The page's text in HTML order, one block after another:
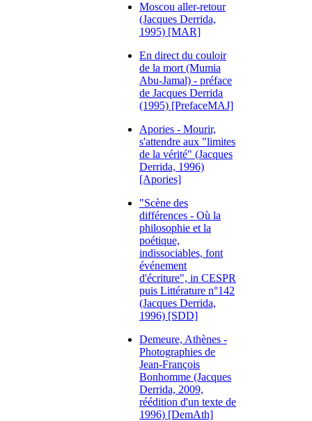
Moscou aller-retour
(Jacques Derrida,
1995) [MAR]
En direct du couloir
de la mort (Mumia
Abu-Jamal) - préface
de Jacques Derrida
(1995) [PrefaceMAJ]
Apories - Mourir,
s'attendre aux "limites
de la vérité" (Jacques
Derrida, 1996)
[Apories]
"Scène des
différences - Où la
philosophie et la
poétique,
indissociables, font
événement
d'écriture", in CESPR
puis Littérature n°142
(Jacques Derrida,
1996) [SDD]
Demeure, Athènes -
Photographies de
Jean-François
Bonhomme (Jacques
Derrida, 2009,
réédition d'un texte de
1996) [DemAth]